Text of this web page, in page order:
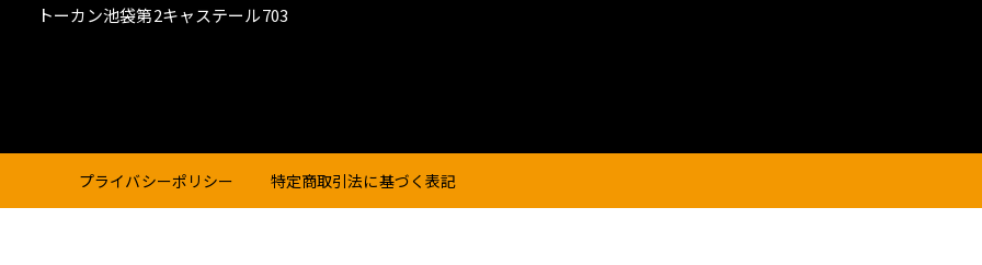
トーカン池袋第2キャステール703
プライバシーポリシー 特定商取引法に基づく表記